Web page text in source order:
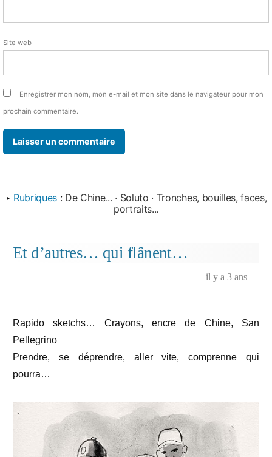
Site web
Enregistrer mon nom, mon e-mail et mon site dans le navigateur pour mon
prochain commentaire.
‣ Rubriques : De Chine... · Soluto · Tronches, bouilles, faces,
portraits...
Et d’autres… qui flânent…
il y a 3 ans
Rapido sketchs… Crayons, encre de Chine, San
Pellegrino
Prendre, se déprendre, aller vite, comprenne qui
pourra…